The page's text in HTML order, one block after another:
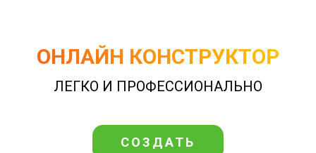
ОНЛАЙН КОНСТРУКТОР
ЛЕГКО И ПРОФЕССИОНАЛЬНО
СОЗДАТЬ